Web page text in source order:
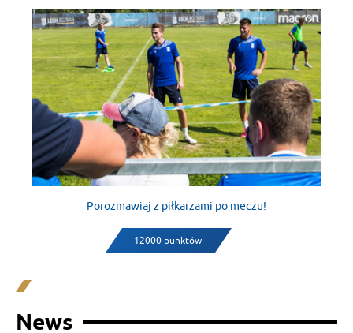
Porozmawiaj z piłkarzami po meczu!
12000 punktów
News